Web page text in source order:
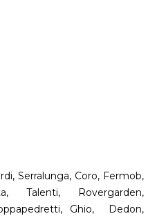
Serralunga, Coro, Fermob,
Talenti, Rovergarden,
Ghio, Dedon,